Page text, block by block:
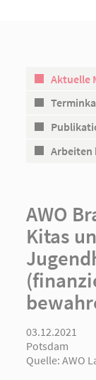
AWO
Aktuelle
Arbeiten
AWO
Kitas
03.12.2021
Potsdam
Quelle: AWO